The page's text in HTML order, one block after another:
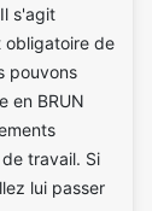
s'agit
obligatoire de
pouvons
en BRUN
travail. Si
lui passer